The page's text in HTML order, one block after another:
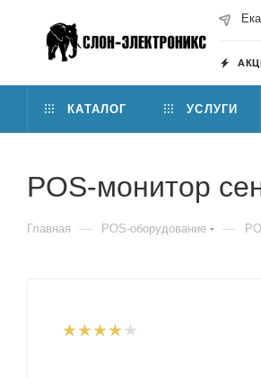
КАТАЛОГ УСЛУГИ
POS-монитор
Главная — POS-оборудование —